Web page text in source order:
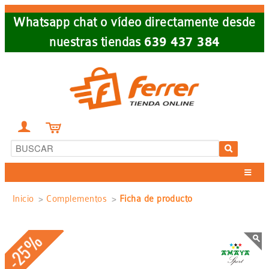
Skip
Whatsapp chat o vídeo directamente desde
nuestras tiendas 639 437 384
 
Sobrescribir
de
Inicio Complementos Ficha de producto
-25%